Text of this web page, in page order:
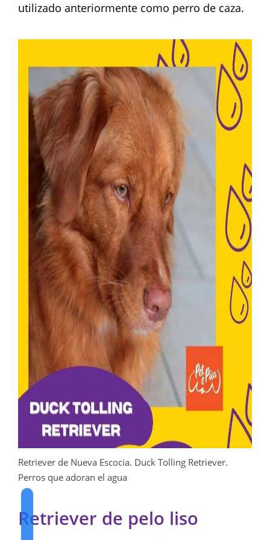
utilizado anteriormente como perro de caza.
Retriever de Nueva Escocia. Duck Tolling Retriever.
Perros que adoran el agua
Retriever de pelo liso